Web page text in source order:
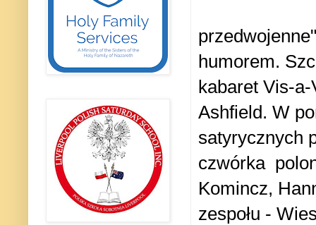
humorem.
kabaret Vis-
Ashfield. W
satyrycznych
czwórka
Komincz,
zespołu -